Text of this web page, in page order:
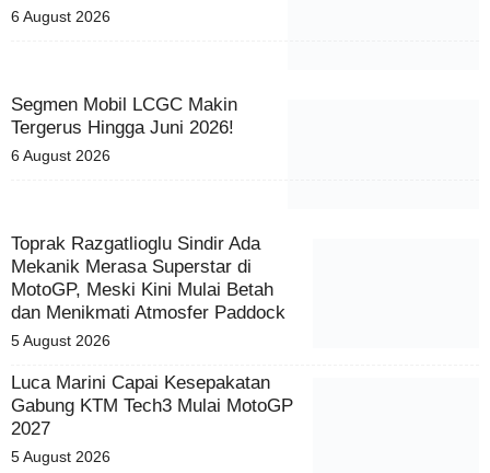
6 August 2026
Segmen Mobil LCGC Makin
Tergerus Hingga Juni 2026!
6 August 2026
Toprak Razgatlioglu Sindir Ada
Mekanik Merasa Superstar di
MotoGP, Meski Kini Mulai Betah
dan Menikmati Atmosfer Paddock
5 August 2026
Luca Marini Capai Kesepakatan
Gabung KTM Tech3 Mulai MotoGP
2027
5 August 2026